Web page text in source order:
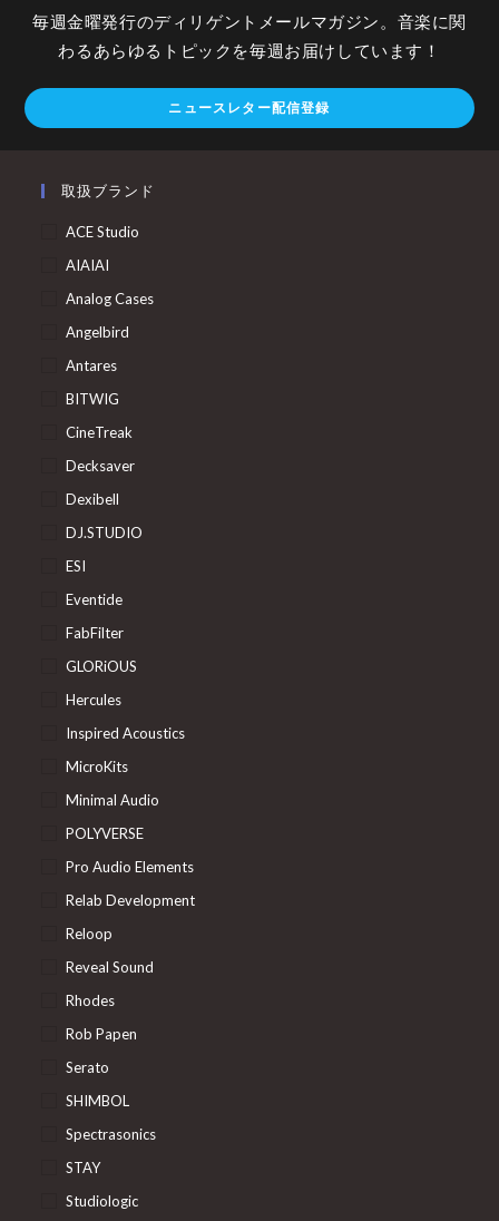
毎週金曜発行のディリゲントメールマガジン。音楽に関
わるあらゆるトピックを毎週お届けしています！
ニュースレター配信登録
取扱ブランド
ACE Studio
AIAIAI
Analog Cases
Angelbird
Antares
BITWIG
CineTreak
Decksaver
Dexibell
DJ.STUDIO
ESI
Eventide
FabFilter
GLORiOUS
Hercules
Inspired Acoustics
MicroKits
Minimal Audio
POLYVERSE
Pro Audio Elements
Relab Development
Reloop
Reveal Sound
Rhodes
Rob Papen
Serato
SHIMBOL
Spectrasonics
STAY
Studiologic